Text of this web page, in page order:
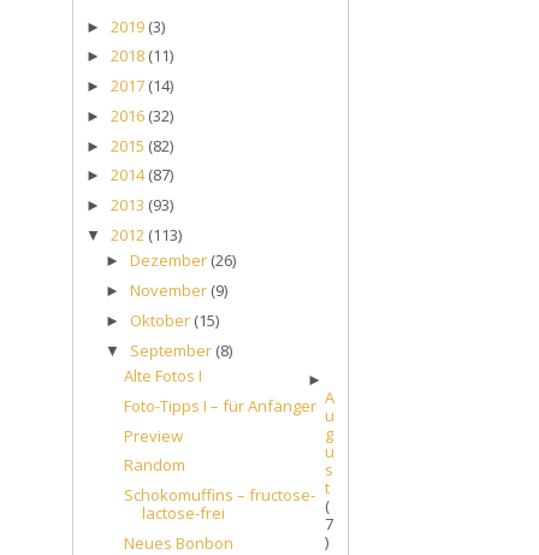
► 2019 (3)
► 2018 (11)
► 2017 (14)
► 2016 (32)
► 2015 (82)
► 2014(87)
► 2013 (93)
▼ 2012 (113)
► Dezember (26)
► November (9)
► Oktober (15)
▼ September (8)
Alte Fotos I
Foto-Tipps I – für Anfänger
Preview
Random
Schokomuffins – fructose-
lactose-frei
Neues Bonbon
►
A
u
g
u
s
t
(
7
)